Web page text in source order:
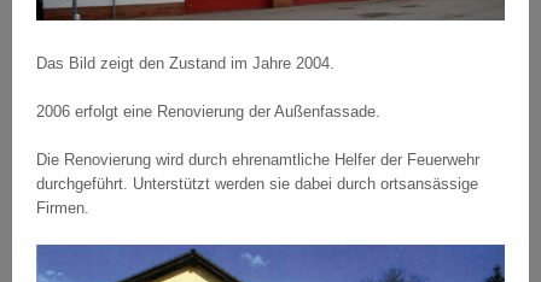
Das Bild zeigt den Zustand im Jahre 2004.
2006 erfolgt eine Renovierung der Außenfassade.
Die Renovierung wird durch ehrenamtliche Helfer der Feuerwehr
durchgeführt. Unterstützt werden sie dabei durch ortsansässige
Firmen.